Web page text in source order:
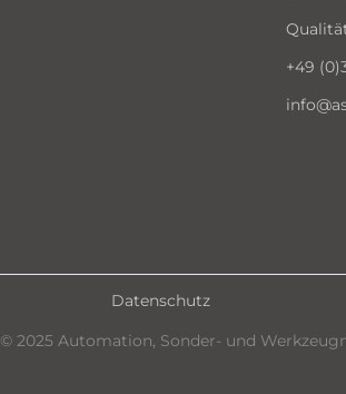
+49
Datenschutz
© 2025 Automation, Sonder- und